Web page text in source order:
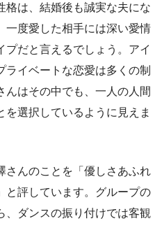
格は、結婚後も誠実な夫にな
一度愛した相手には深い愛情
プだと言えるでしょう。アイ
ライベートな恋愛は多くの制
んはその中でも、一人の人間
を選択しているように見えま
さんのことを「優しさあふれ
と評しています。グループの
、ダンスの振り付けでは客観